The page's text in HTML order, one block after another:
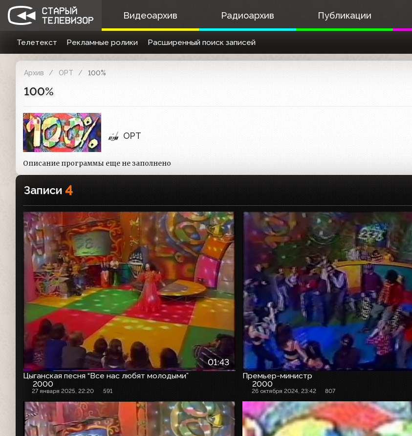
Видеоархив Радиоархив Публикации
Телетекст Рекламные ролики Расширенный поиск записей
Архив ОРТ 100%
100%
ОРТ
Описание программы еще не заполнено
Записи 4
01:43
Цыганская песня “Все нас любят молодыми”
2000
27 января 2025, 22:20 591
Премьер-министр
2000
26 октября 2024, 23:42 807